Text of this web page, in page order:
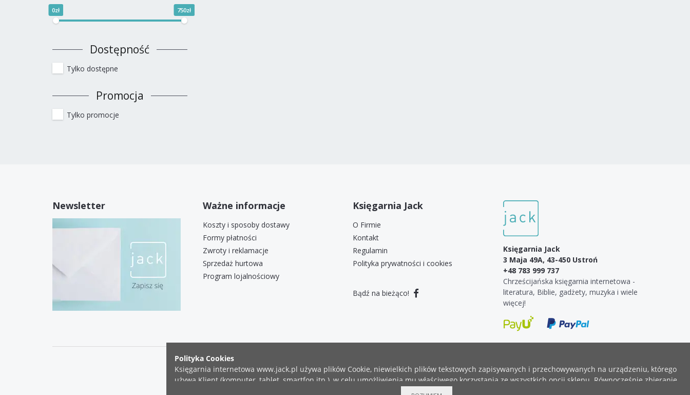
0zł 750zł
Dostępność
Tylko dostępne
Promocja
Tylko promocje
Newsletter Ważne informacje
Koszty i sposoby dostawy
Formy płatności
Zwroty i reklamacje
Sprzedaż hurtowa
Program lojalnościowy
Księgarnia Jack
O Firmie
Kontakt
Regulamin
Polityka prywatności i cookies
Bądź na bieżąco!
Księgarnia Jack
3 Maja 49A, 43-450 Ustroń
+48 783 999 737
Chrześcijańska księgarnia internetowa -
literatura, Biblie, gadżety, muzyka i wiele
więcej!
COPYRIGHT ©2019 KSIĘGARNIA JACK
ZGŁOŚ BŁĄD